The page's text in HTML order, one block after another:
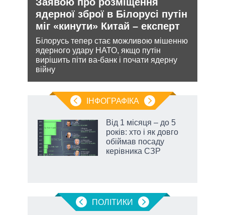
ядерної зброї в Білорусі путін
міг «кинути» Китай – експерт
Білорусь тепер стає можливою мішенню
ядерного удару НАТО, якщо путін
вирішить піти ва-банк і почати ядерну
війну
ІНФОГРАФІКА
Від 1 місяця – до 5
років: хто і як довго
обіймав посаду
керівника СЗР
ПОЛIТИКИ